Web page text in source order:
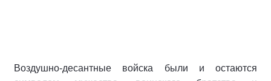
Воздушно-десантные войска были и остаются